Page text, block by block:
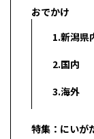
おでかけ
1.新潟県
2.国内
3.海外
特集：にいが